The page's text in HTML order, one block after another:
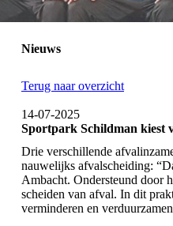
Nieuws
Terug naar overzicht
14-07-2025
Sportpark Schildman kiest
Drie verschillende
nauwelijks afvalscheiding:
Ambacht. Ondersteund door
scheiden van afval. In dit
verminderen en